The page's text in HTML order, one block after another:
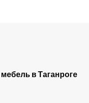
мебель в Таганроге